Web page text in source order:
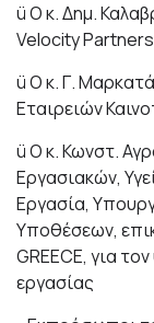
ü Ο κ. Δημ.
Velocity
ü Ο κ. Γ.
Εταιρειών
ü Ο κ. Κωνστ.
Εργασιακών,
Εργασία,
Υποθέσεων,
GREECE, για
εργασίας